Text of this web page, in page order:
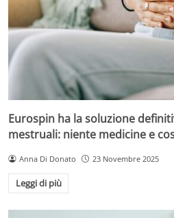
Eurospin ha la soluzione
mestruali: niente medicine e
Anna Di Donato 23 Novembre 2025
Leggi di più